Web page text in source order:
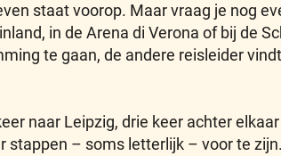
staat voorop. Maar vraag je nog
in de Arena di Verona of bij de
te gaan, de andere reisleider
naar Leipzig, drie keer achter
– soms letterlijk – voor te